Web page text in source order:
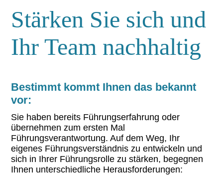
Stärken Sie sich und
Ihr Team nachhaltig
Bestimmt kommt Ihnen das bekannt
vor:
Sie haben bereits Führungserfahrung oder
übernehmen zum ersten Mal
Führungsverantwortung. Auf dem Weg, Ihr
eigenes Führungsverständnis zu entwickeln und
sich in Ihrer Führungsrolle zu stärken, begegnen
Ihnen unterschiedliche Herausforderungen: